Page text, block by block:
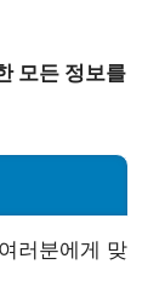
모든 정보를
러분에게 맞